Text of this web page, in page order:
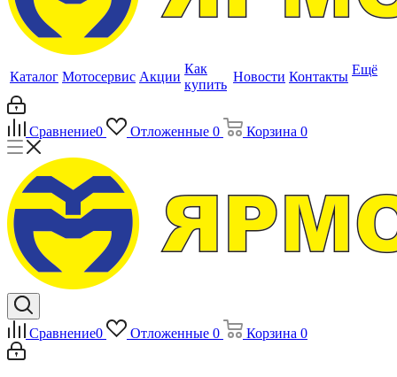
Каталог Мотосервис Акции
Как
купить
Новости Контакты Ещё
Сравнение0 Отложенные 0 Корзина 0
Сравнение0 Отложенные 0 Корзина 0